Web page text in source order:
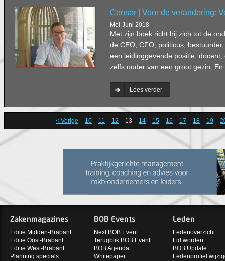
Censor | Voor de verandering:
Mei-Juni 2018
Met zijn boek richt hij zich tot de
de CEO, CFO, politicus,
een leidinggevende positie,
zelfs ouder van een groot gezin.
Lees verder
< Vorige 10 11 12 13 14 15 16 17 18 19
Zakenmagazines
Editie Midden-Brabant
Editie Oost-Brabant
Editie West-Brabant
Planning specials
BOB Events
Next BOB Event
Terugblik BOB Event
BOB Agenda
Whitepaper
Leden
Ledenoverzicht
Lid worden
BOB Update
Ledenprofiel